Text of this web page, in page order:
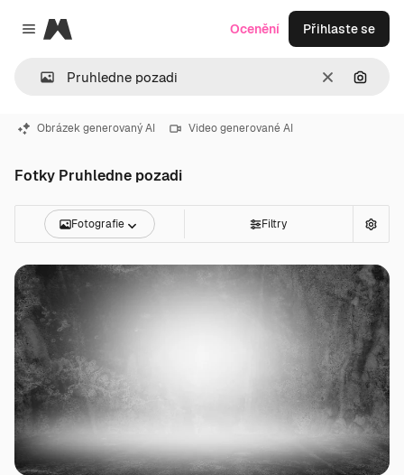
Close menu
Magnific
ZrušitHledat
Ocenění Přihlaste se
Obrázek generovaný AI Video generované AI
Fotky Pruhledne pozadi
Fotografie Filtry